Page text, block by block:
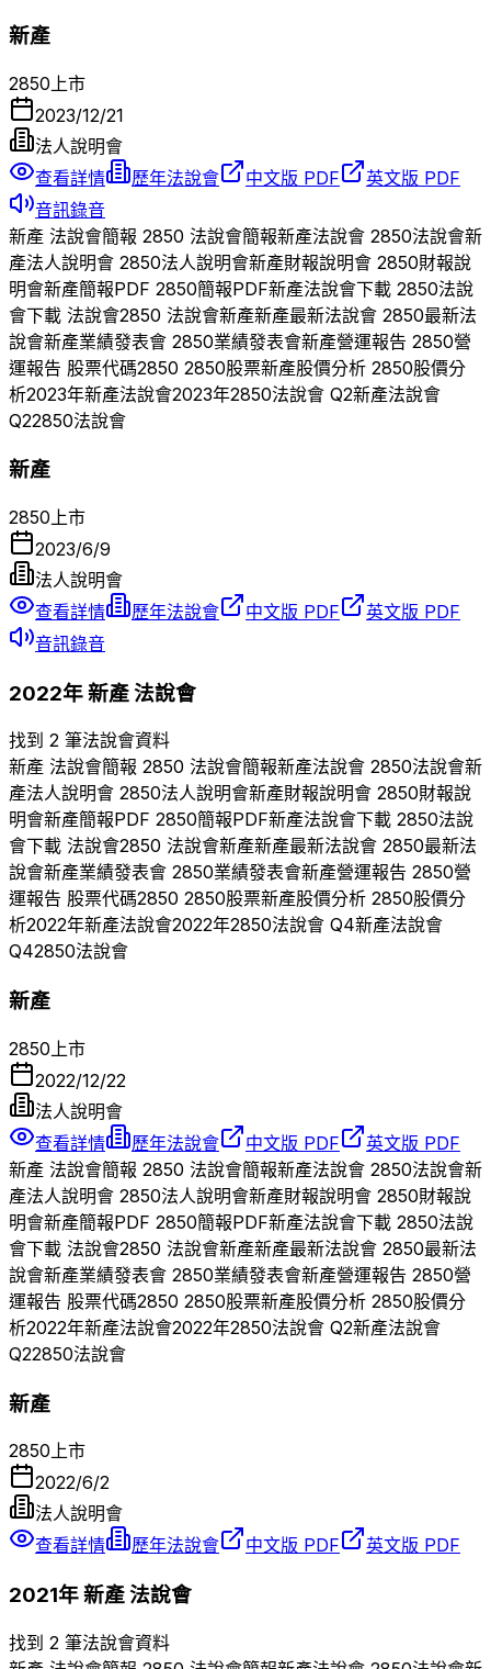
新產
2850 上市
2023/12/21
法人說明會
查看詳情
歷年法說會 中文版 PDF
英文版 PDF
音訊錄音
新產 法說會簡報 2850 法說會簡報新產法說會 2850法說會新
產法人說明會 2850法人說明會新產財報說明會 2850財報說
明會新產簡報PDF 2850簡報PDF新產法說會下載 2850法說
會下載 法說會2850 法說會新產新產最新法說會 2850最新法
說會新產業績發表會 2850業績發表會新產營運報告 2850營
運報告 股票代碼2850 2850股票新產股價分析 2850股價分
析2023年新產法說會2023年2850法說會 Q2新產法說會
Q22850法說會
新產
2850上市
2023/6/9
法人說明會
查看詳情
歷年法說會 中文版 PDF
英文版 PDF
音訊錄音
2022年新產法說會
找到 2 筆法說會資料
新產 法說會簡報 2850 法說會簡報新產法說會 2850法說會新
產法人說明會 2850法人說明會新產財報說明會 2850財報說
明會新產簡報PDF 2850簡報PDF新產法說會下載 2850法說
會下載 法說會2850 法說會新產新產最新法說會 2850最新法
說會新產業績發表會 2850業績發表會新產營運報告 2850營
運報告 股票代碼2850 2850股票新產股價分析 2850股價分
析2022年新產法說會2022年2850法說會 Q4新產法說會
Q42850法說會
新產
2850 上市
2022/12/22
法人說明會
查看詳情
歷年法說會 中文版 PDF
英文版 PDF
新產 法說會簡報 2850 法說會簡報新產法說會 2850法說會新
產法人說明會 2850法人說明會新產財報說明會 2850財報說
明會新產簡報PDF 2850簡報PDF新產法說會下載 2850法說
會下載 法說會2850 法說會新產新產最新法說會 2850最新法
說會新產業績發表會 2850業績發表會新產營運報告 2850營
運報告 股票代碼2850 2850股票新產股價分析 2850股價分
析2022年新產法說會2022年2850法說會 Q2新產法說會
Q22850法說會
新產
2850上市
2022/6/2
法人說明會
查看詳情
歷年法說會 中文版 PDF 英文版 PDF
2021年新產法說會
找到 2 筆法說會資料